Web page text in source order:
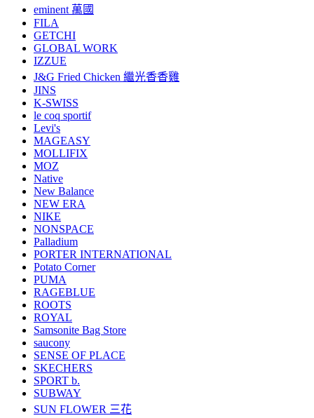
eminent 萬國
FILA
GETCHI
GLOBAL WORK
IZZUE
J&G Fried Chicken 繼光香香雞
JINS
K-SWISS
le coq sportif
Levi's
MAGEASY
MOLLIFIX
MOZ
Native
New Balance
NEW ERA
NIKE
NONSPACE
Palladium
PORTER INTERNATIONAL
Potato Corner
PUMA
RAGEBLUE
ROOTS
ROYAL
Samsonite Bag Store
saucony
SENSE OF PLACE
SKECHERS
SPORT b.
SUBWAY
SUN FLOWER 三花